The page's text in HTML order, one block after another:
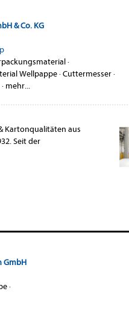
& Co. KG
·
Wellpappe·Cuttermesser·
· mehr...
Kartonqualitäten aus
Seit der
GmbH
·